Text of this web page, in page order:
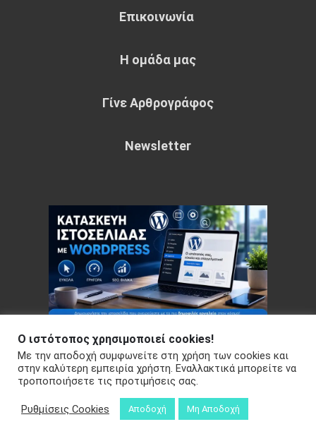
Επικοινωνία
Η ομάδα μας
Γίνε Αρθρογράφος
Newsletter
Copyright © 2026 Your e-articles - WordPress Theme : by
Sparkle Themes Πολιτική Απορρήτου
Ο ιστότοπος χρησιμοποιεί cookies!
Με την αποδοχή συμφωνείτε στη χρήση των cookies και
στην καλύτερη εμπειρία χρήστη. Εναλλακτικά μπορείτε να
τροποποιήσετε τις προτιμήσεις σας.
Ρυθμίσεις Cookies Αποδοχή Μη Αποδοχή